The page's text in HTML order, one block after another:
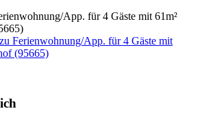
Ferienwohnung/App. für 4 Gäste mit
(95665)